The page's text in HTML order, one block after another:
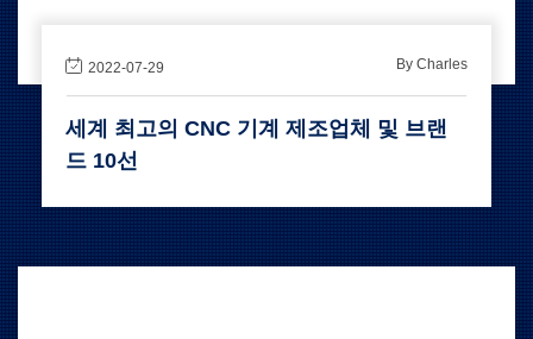
2022-07-29 By Charles
세계 최고의 CNC 기계 제조업체 및 브랜
드 10선